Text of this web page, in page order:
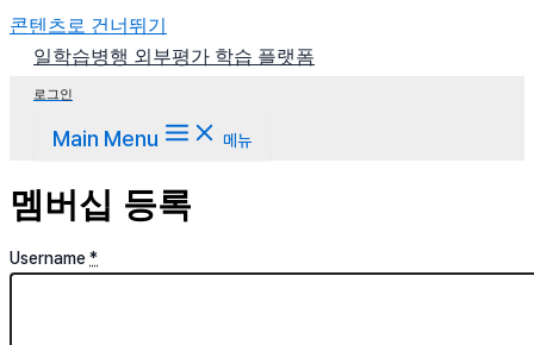
콘텐츠로 건너뛰기
일학습병행 외부평가 학습 플랫폼
로그인
Main Menu 메뉴
멤버십 등록
Username*